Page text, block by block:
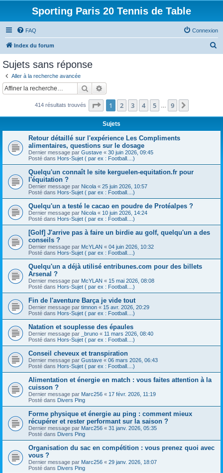
Sporting Paris 20 Tennis de Table
FAQ Connexion
Index du forum
c
Sujets sans réponse
Aller à la recherche avancée
Rechercher
414 résultats trouvés Page 1sur9
1 2 3 4 5 9
Sujets
Retour détaillé sur l'expérience Les Compliments
alimentaires, questions sur le dosage
Dernier message par Gustave « 30 juin 2026, 09:45
Posté dans Hors-Sujet ( par ex : Football....)
Quelqu'un connaît le site kerguelen-equitation.fr pour
l'équitation ?
Dernier message par Nicola « 25 juin 2026, 10:57
Posté dans Hors-Sujet ( par ex : Football....)
Quelqu'un a testé le cacao en poudre de Protéalpes ?
Dernier message par Nicola « 10 juin 2026, 14:24
Posté dans Hors-Sujet ( par ex : Football....)
[Golf] J'arrive pas à faire un birdie au golf, quelqu'un a des
conseils ?
Dernier message par McYLAN « 04 juin 2026, 10:32
Posté dans Hors-Sujet ( par ex : Football....)
Quelqu'un a déjà utilisé entribunes.com pour des billets
Arsenal ?
Dernier message par McYLAN « 15 mai 2026, 08:08
Posté dans Hors-Sujet ( par ex : Football....)
Fin de l'aventure Barça je vide tout
Dernier message par timnon « 15 avr. 2026, 20:29
Posté dans Hors-Sujet ( par ex : Football....)
Natation et souplesse des épaules
Dernier message par _bruno « 11 mars 2026, 08:40
Posté dans Hors-Sujet ( par ex : Football....)
Conseil cheveux et transpiration
Dernier message par Gustave « 06 mars 2026, 06:43
Posté dans Hors-Sujet ( par ex : Football....)
Alimentation et énergie en match : vous faites attention à la
cuisson ?
Dernier message par Marc256 « 17 févr. 2026, 11:19
Posté dans Divers Ping
Forme physique et énergie au ping : comment mieux
récupérer et rester performant sur la saison ?
Dernier message par Marc256 « 31 janv. 2026, 05:35
Posté dans Divers Ping
Organisation du sac en compétition : vous prenez quoi avec
vous ?
Dernier message par Marc256 « 29 janv. 2026, 18:07
Posté dans Divers Ping